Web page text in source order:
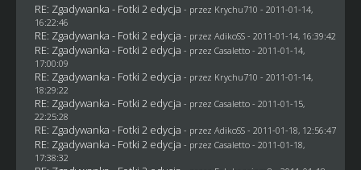
RE: Zgadywanka - Fotki 2 edycja - przez Krychu710 - 2011-01-14,
16:22:46
RE: Zgadywanka - Fotki 2 edycja - przez AdikoSS - 2011-01-14, 16:39:42
RE: Zgadywanka - Fotki 2 edycja - przez Casaletto- 2011-01-14,
17:00:09
RE: Zgadywanka - Fotki 2 edycja - przez Krychu710 - 2011-01-14,
18:29:22
RE: Zgadywanka - Fotki 2 edycja - przez Casaletto- 2011-01-15,
22:25:28
RE: Zgadywanka - Fotki 2 edycja - przez AdikoSS - 2011-01-18, 12:56:47
RE: Zgadywanka - Fotki 2 edycja - przez Casaletto- 2011-01-18,
17:38:32